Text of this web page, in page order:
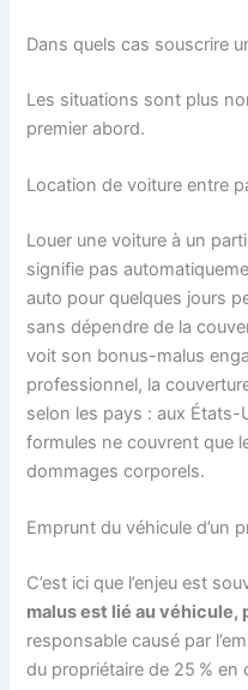
Dans quels cas souscrire
Les situations sont plus
premier abord.
Location de voiture entre
Louer une voiture à un
signifie pas
auto pour quelques jours
sans dépendre de la
voit son bonus-malus
professionnel, la
selon les pays : aux États-
formules ne couvrent que
dommages corporels.
Emprunt du véhicule d’un
C’est ici que l’enjeu est
malus est lié au véhicule,
responsable causé par
du propriétaire de 25 %